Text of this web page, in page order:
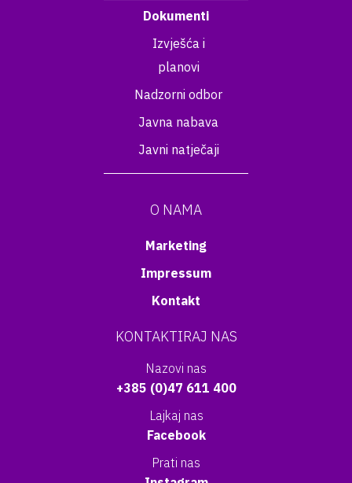
Dokumenti
Izvješća i
planovi
Nadzorni odbor
Javna nabava
Javni natječaji
O NAMA
Marketing
Impressum
Kontakt
KONTAKTIRAJ NAS
Nazovi nas
+385 (0)47 611 400
Lajkaj nas
Facebook
Prati nas